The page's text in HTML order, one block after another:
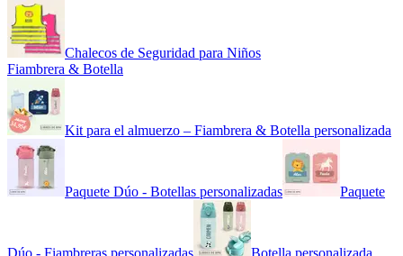
Chalecos de Seguridad para Niños
Fiambrera & Botella
Kit para el almuerzo – Fiambrera & Botella personalizada
Paquete Dúo - Botellas personalizadas Paquete
Dúo - Fiambreras personalizadas Botella personalizada